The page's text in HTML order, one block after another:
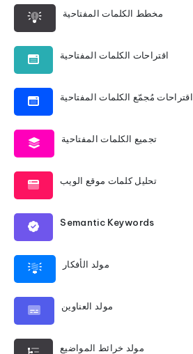
مخطط الكلمات المفتاحية
اقتراحات الكلمات المفتاحية
اقتراحات مُجمّع الكلمات المفتاحية
تجميع الكلمات المفتاحية
تحليل كلمات موقع الويب
Semantic Keywords
مولد الأفكار
مولد العناوين
مولد خرائط المواضيع